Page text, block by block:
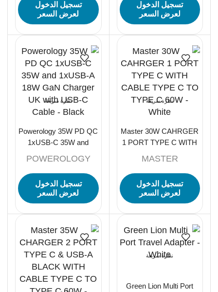
تسجيل الدخول
لعرض السعر
تسجيل الدخول
لعرض السعر
نظرة سريعة
Master 30W CAHRGER
1 PORT TYPE C WITH
CABLE TYPE C TO
MASTER
تسجيل الدخول
لعرض السعر
نظرة سريعة
Powerology 35W PD QC
1xUSB-C 35W and
1xUSB-A 18W GaN
POWEROLOGY
تسجيل الدخول
لعرض السعر
نظرة سريعة
Green Lion Multi Port